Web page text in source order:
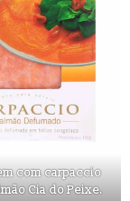
com carpaccio
Cia do Peixe.